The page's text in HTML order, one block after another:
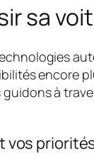
sa
encore
à
vos